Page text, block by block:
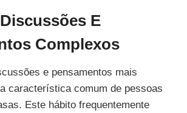
E
Complexos
e pensamentos mais
característica comum de pessoas
Este hábito frequentemente